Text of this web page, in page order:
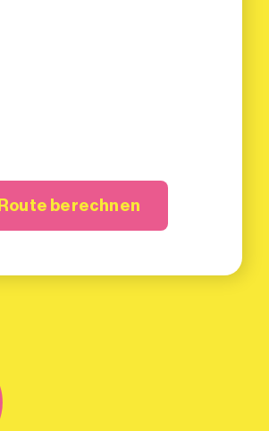
Route berechnen